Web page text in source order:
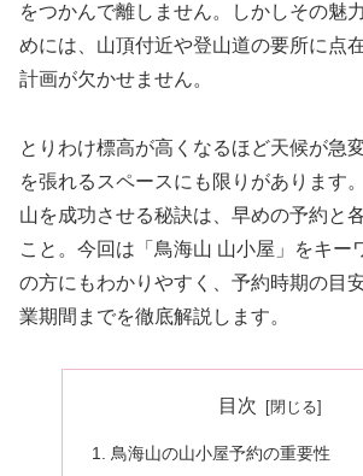
をつかんで離しません。しかしその魅
めには、山頂付近や登山道の要所に点
計画が欠かせません。
とりわけ標高が高くなるほど天候が急
を張れるスペースにも限りがあります
山を成功させる秘訣は、早めの予約と
こと。今回は「鳥海山 山小屋」をキー
の方にもわかりやすく、予約時期の目
業期間までを徹底解説します。
目次
鳥海山の山小屋予約の重要性